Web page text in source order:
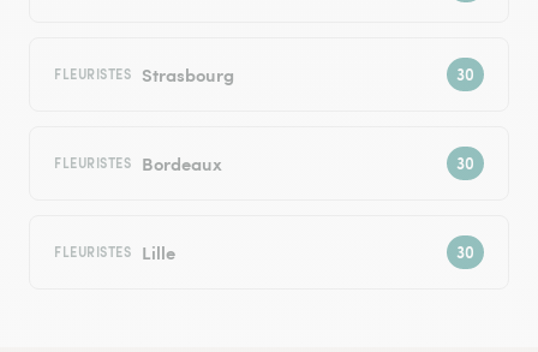
FLEURISTES Strasbourg
FLEURISTES Bordeaux
FLEURISTES Lille